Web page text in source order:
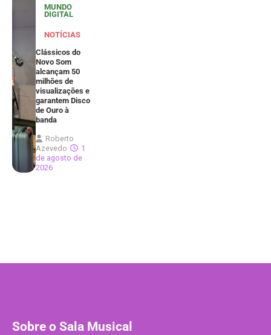
MUNDO
DIGITAL
NOTÍCIAS
Clássicos do
Novo Som
alcançam 50
milhões de
visualizações e
garantem Disco
de Ouro à
banda
Roberto
Azevedo
1
de agosto de
2026
Sobre o Sala Musical